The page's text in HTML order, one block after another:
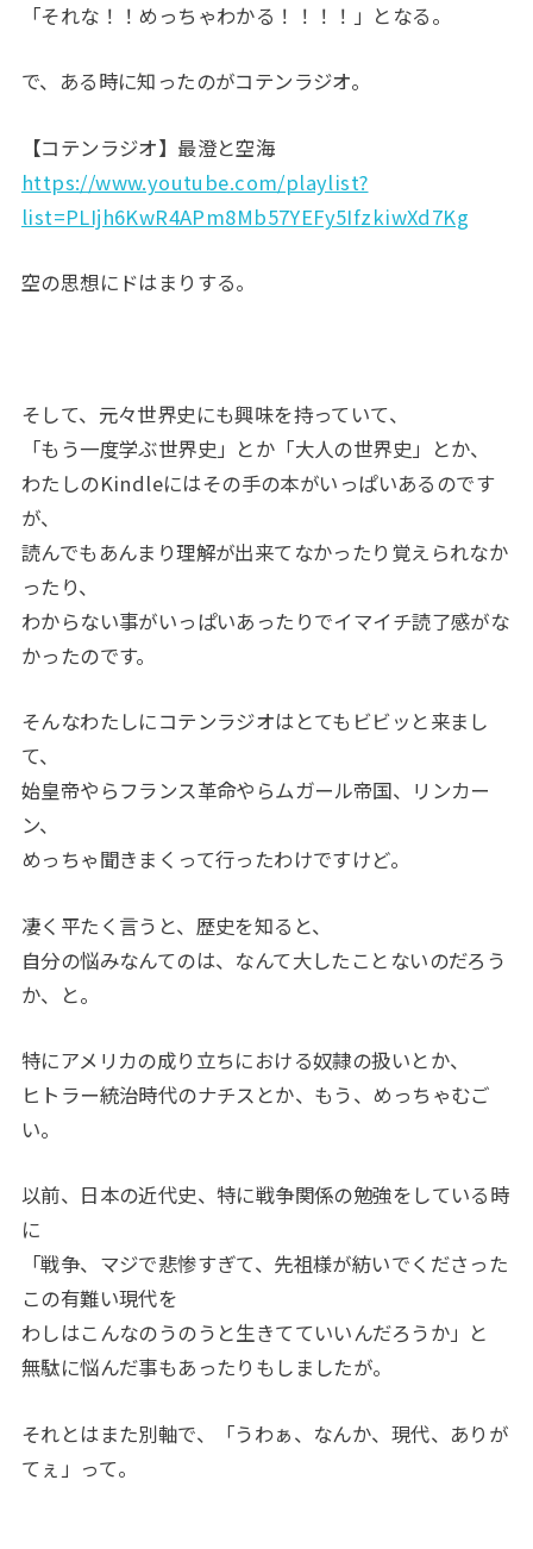
「それな！！めっちゃわかる！！！！」となる。
で、ある時に知ったのがコテンラジオ。
【コテンラジオ】最澄と空海
https://www.youtube.com/playlist?
list=PLIjh6KwR4APm8Mb57YEFy5IfzkiwXd7Kg
空の思想にドはまりする。
そして、元々世界史にも興味を持っていて、
「もう一度学ぶ世界史」とか「大人の世界史」とか、
わたしのKindleにはその手の本がいっぱいあるのです
が、
読んでもあんまり理解が出来てなかったり覚えられなか
ったり、
わからない事がいっぱいあったりでイマイチ読了感がな
かったのです。
そんなわたしにコテンラジオはとてもビビッと来まし
て、
始皇帝やらフランス革命やらムガール帝国、リンカー
ン、
めっちゃ聞きまくって行ったわけですけど。
凄く平たく言うと、歴史を知ると、
自分の悩みなんてのは、なんて大したことないのだろう
か、と。
特にアメリカの成り立ちにおける奴隷の扱いとか、
ヒトラー統治時代のナチスとか、もう、めっちゃむご
い。
以前、日本の近代史、特に戦争関係の勉強をしている時
に
「戦争、マジで悲惨すぎて、先祖様が紡いでくださった
この有難い現代を
わしはこんなのうのうと生きてていいんだろうか」と
無駄に悩んだ事もあったりもしましたが。
それとはまた別軸で、「うわぁ、なんか、現代、ありが
てぇ」って。